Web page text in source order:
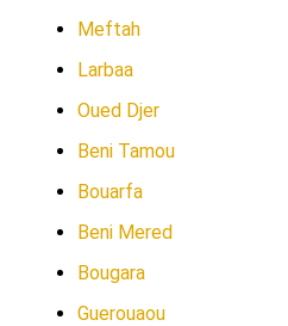
Meftah
Larbaa
Oued Djer
Beni Tamou
Bouarfa
Beni Mered
Bougara
Guerouaou